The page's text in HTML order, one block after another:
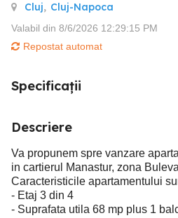
Cluj, Cluj-Napoca
Valabil din 8/6/2026 12:29:15 PM
Repostat automat
Specificații
Descriere
Va propunem spre vanzare
in cartierul Manastur, zona
Caracteristicile apartamentului
- Etaj 3 din 4
- Suprafata utila 68 mp plus 1